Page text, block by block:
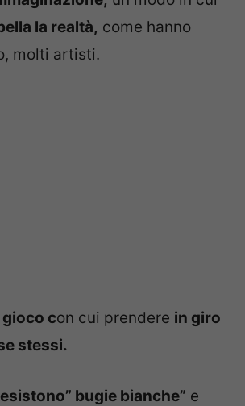
la realtà, come hanno
molti artisti.
gioco con cui prendere in giro
stessi.
bugie bianche” e